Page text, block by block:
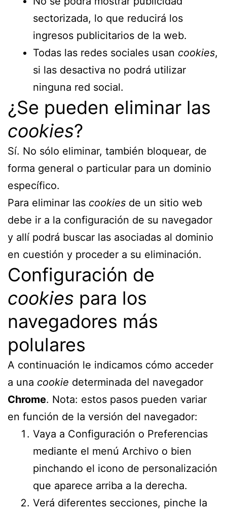
sectorizada, lo que reducirá los
ingresos publicitarios de la web.
Todas las redes sociales usan cookies,
si las desactiva no podrá utilizar
ninguna red social.
¿Se pueden eliminar las
cookies?
Sí. No sólo eliminar, también bloquear, de
forma general o particular para un dominio
específico.
Para eliminar las cookies de un sitio web
debe ir a la configuración de su navegador
y allí podrá buscar las asociadas al dominio
en cuestión y proceder a su eliminación.
Configuración de
cookies para los
navegadores más
polulares
A continuación le indicamos cómo acceder
a una cookie determinada del navegador
Chrome. Nota: estos pasos pueden variar
en función de la versión del navegador:
Vaya a Configuración o Preferencias
mediante el menú Archivo o bien
pinchando el icono de personalización
que aparece arriba a la derecha.
Verá diferentes secciones, pinche la